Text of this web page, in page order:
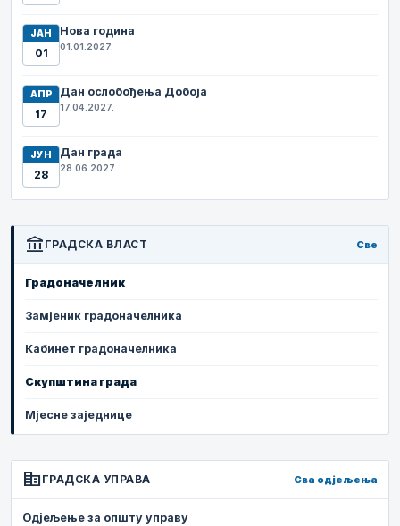
ЈАН
01
Нова година
01.01.2027.
АПР
17
Дан ослобођења Добоја
17.04.2027.
ЈУН
28
Дан града
28.06.2027.
account_balance ГРАДСКА ВЛАСТ Све
Градоначелник
Замјеник градоначелника
Кабинет градоначелника
Скупштина града
Мјесне заједнице
corporate_fare ГРАДСКА УПРАВА Сва одјељења
Одјељење за општу управу